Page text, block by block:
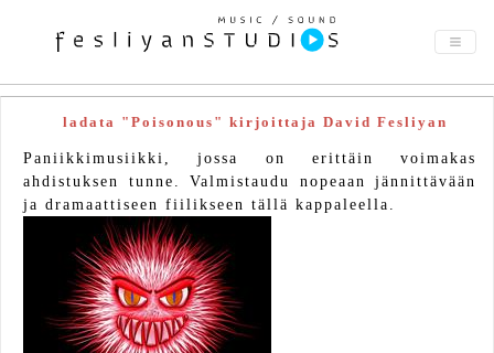
ladata "Poisonous" kirjoittaja David Fesliyan
Paniikkimusiikki, jossa on erittäin voimakas
ahdistuksen tunne. Valmistaudu nopeaan jännittävään
ja dramaattiseen fiilikseen tällä kappaleella.